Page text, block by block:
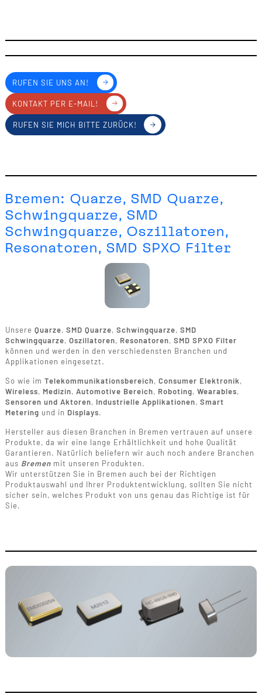
RUFEN SIE UNS AN!
KONTAKT PER E-MAIL!
RUFEN SIE MICH BITTE ZURÜCK!
Bremen: Quarze, SMD Quarze,
Schwingquarze, SMD
Schwingquarze, Oszillatoren,
Resonatoren, SMD SPXO Filter
Unsere Quarze, SMD Quarze, Schwingquarze, SMD
Schwingquarze, Oszillatoren, Resonatoren, SMD SPXO Filter
können und werden in den verschiedensten Branchen und
Applikationen eingesetzt.
So wie im Telekommunikationsbereich, Consumer Elektronik,
Wireless, Medizin, Automotive Bereich, Roboting, Wearables,
Sensoren und Aktoren, Industrielle Applikationen, Smart
Metering und in Displays.
Hersteller aus diesen Branchen in Bremen vertrauen auf unsere
Produkte, da wir eine lange Erhältlichkeit und hohe Qualität
Garantieren. Natürlich beliefern wir auch noch andere Branchen
aus Bremen mit unseren Produkten.
Wir unterstützen Sie in Bremen auch bei der Richtigen
Produktauswahl und Ihrer Produktentwicklung, sollten Sie nicht
sicher sein, welches Produkt von uns genau das Richtige ist für
Sie.